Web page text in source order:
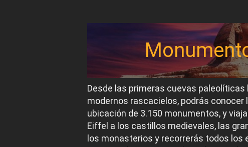
Desde las primeras cuevas
modernos rascacielos, podrás conocer
ubicación de 3.150 monumentos, y
Eiffel a los castillos medievales, las
los monasterios y recorrerás todos los